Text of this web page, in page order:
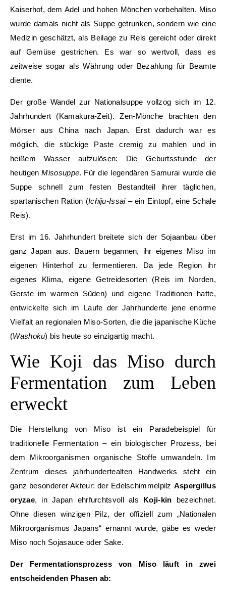
Kaiserhof, dem Adel und hohen Mönchen vorbehalten. Miso
wurde damals nicht als Suppe getrunken, sondern wie eine
Medizin geschätzt, als Beilage zu Reis gereicht oder direkt
auf Gemüse gestrichen. Es war so wertvoll, dass es
zeitweise sogar als Währung oder Bezahlung für Beamte
diente.
Der große Wandel zur Nationalsuppe vollzog sich im 12.
Jahrhundert (Kamakura-Zeit). Zen-Mönche brachten den
Mörser aus China nach Japan. Erst dadurch war es
möglich, die stückige Paste cremig zu mahlen und in
heißem Wasser aufzulösen: Die Geburtsstunde der
heutigenMisosuppe. Für die legendären Samurai wurde die
Suppe schnell zum festen Bestandteil ihrer täglichen,
spartanischen Ration (Ichiju-Issai– ein Eintopf, eine Schale
Reis).
Erst im 16. Jahrhundert breitete sich der Sojaanbau über
ganz Japan aus. Bauern begannen, ihr eigenes Miso im
eigenen Hinterhof zu fermentieren. Da jede Region ihr
eigenes Klima, eigene Getreidesorten (Reis im Norden,
Gerste im warmen Süden) und eigene Traditionen hatte,
entwickelte sich im Laufe der Jahrhunderte jene enorme
Vielfalt an regionalen Miso-Sorten, die die japanische Küche
(Washoku) bis heute so einzigartig macht.
Wie Koji das Miso durch
Fermentation zum Leben
erweckt
Die Herstellung von Miso ist ein Paradebeispiel für
traditionelle Fermentation – ein biologischer Prozess, bei
dem Mikroorganismen organische Stoffe umwandeln. Im
Zentrum dieses jahrhundertealten Handwerks steht ein
ganz besonderer Akteur: der Edelschimmelpilz Aspergillus
oryzae, in Japan ehrfurchtsvoll als Koji-kin bezeichnet.
Ohne diesen winzigen Pilz, der offiziell zum „Nationalen
Mikroorganismus Japans“ ernannt wurde, gäbe es weder
Miso noch Sojasauce oder Sake.
Der Fermentationsprozess von Miso läuft in zwei
entscheidenden Phasen ab: